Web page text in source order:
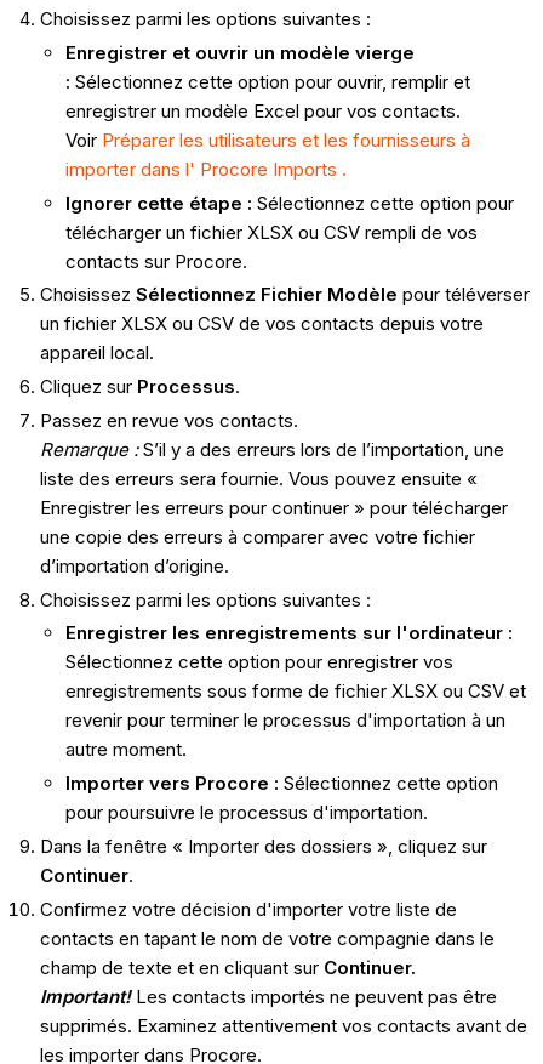
Choisissez parmi les options suivantes :
Enregistrer et ouvrir un modèle vierge
: Sélectionnez cette option pour ouvrir, remplir et
enregistrer un modèle Excel pour vos contacts.
Voir Préparer les utilisateurs et les fournisseurs à
importer dans l' Procore Imports .
Ignorer cette étape : Sélectionnez cette option pour
télécharger un fichier XLSX ou CSV rempli de vos
contacts sur Procore.
Choisissez Sélectionnez Fichier Modèle pour téléverser
un fichier XLSX ou CSV de vos contacts depuis votre
appareil local.
Cliquez sur Processus.
Passez en revue vos contacts.
Remarque :S’il y a des erreurs lors de l’importation, une
liste des erreurs sera fournie. Vous pouvez ensuite «
Enregistrer les erreurs pour continuer » pour télécharger
une copie des erreurs à comparer avec votre fichier
d’importation d’origine.
Choisissez parmi les options suivantes :
Enregistrer les enregistrements sur l'ordinateur :
Sélectionnez cette option pour enregistrer vos
enregistrements sous forme de fichier XLSX ou CSV et
revenir pour terminer le processus d'importation à un
autre moment.
Importer vers Procore : Sélectionnez cette option
pour poursuivre le processus d'importation.
Dans la fenêtre « Importer des dossiers », cliquez sur
Continuer.
Confirmez votre décision d'importer votre liste de
contacts en tapant le nom de votre compagnie dans le
champ de texte et en cliquant sur Continuer.
Important!Les contacts importés ne peuvent pas être
supprimés. Examinez attentivement vos contacts avant de
les importer dans Procore.